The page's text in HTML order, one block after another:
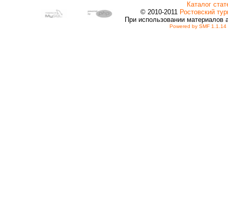
Каталог
© 2010-2011 Ростовский
При использовании материалов
Powered by SMF 1.1.14